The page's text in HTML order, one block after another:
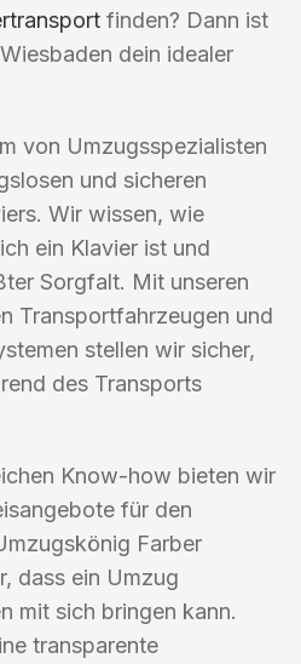
finden? Dann ist
dein idealer
von Umzugsspezialisten
und sicheren
Wir wissen, wie
ein Klavier ist und
Sorgfalt. Mit unseren
Transportfahrzeugen und
stellen wir sicher,
des Transports
Know-how bieten wir
für den
Farber
dass ein Umzug
mit sich bringen kann.
transparente